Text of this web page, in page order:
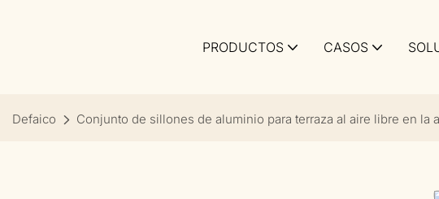
PRODUCTOS CASOS
Defaico Conjunto de sillones de aluminio para terraza al aire libre en la